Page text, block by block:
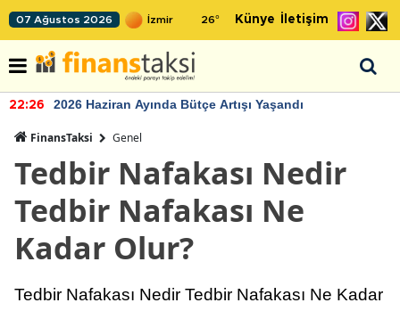
07 Ağustos 2026 26° Künye İletişim
22:26 2026 Haziran Ayında Bütçe Artışı Yaşandı
FinansTaksi Genel
Tedbir Nafakası Nedir
Tedbir Nafakası Ne
Kadar Olur?
Tedbir Nafakası Nedir Tedbir Nafakası Ne Kadar